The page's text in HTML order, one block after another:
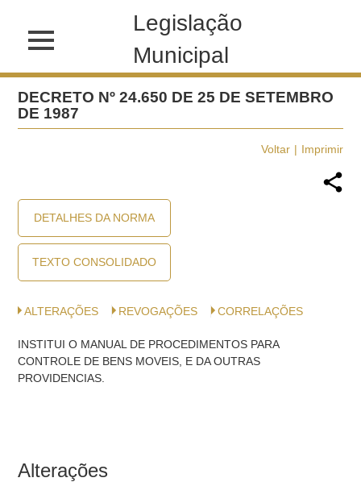
Legislação
Municipal
DECRETO Nº 24.650 DE 25 DE SETEMBRO
DE 1987
Voltar Imprimir
DETALHES DA NORMA
TEXTO CONSOLIDADO
ALTERAÇÕES REVOGAÇÕES CORRELAÇÕES
INSTITUI O MANUAL DE PROCEDIMENTOS PARA
CONTROLE DE BENS MOVEIS, E DA OUTRAS
PROVIDENCIAS.
Alterações